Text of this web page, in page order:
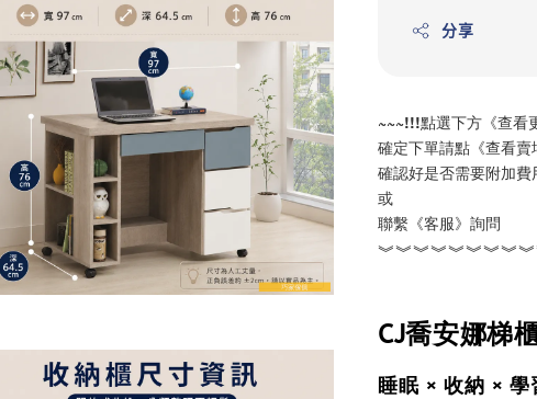
分享
~~~!!!點選下方《查看
確定下單請點《查看賣
確認好是否需要附加
或
聯繫《客服》詢問
CJ喬安娜梯
睡眠 × 收納 × 學